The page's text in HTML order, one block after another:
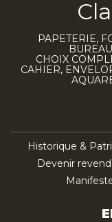
PAPETERIE,
CHOIX
CAHIER,
Historique &
Devenir